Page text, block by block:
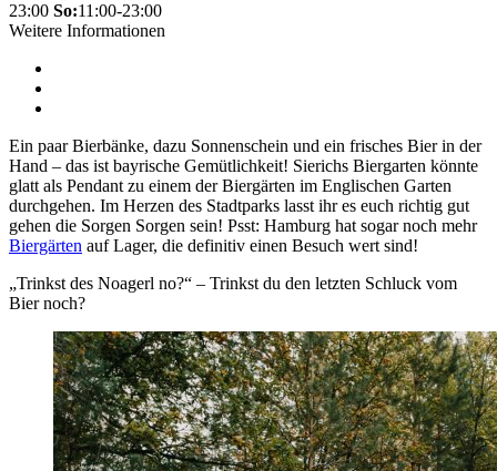
23:00 So:11:00-23:00
Weitere Informationen
Ein paar Bierbänke, dazu Sonnenschein und ein frisches Bier in der
Hand – das ist bayrische Gemütlichkeit! Sierichs Biergarten könnte
glatt als Pendant zu einem der Biergärten im Englischen Garten
durchgehen. Im Herzen des Stadtparks lasst ihr es euch richtig gut
gehen die Sorgen Sorgen sein! Psst: Hamburg hat sogar noch mehr
Biergärten auf Lager, die definitiv einen Besuch wert sind!
„Trinkst des Noagerl no?“ – Trinkst du den letzten Schluck vom
Bier noch?